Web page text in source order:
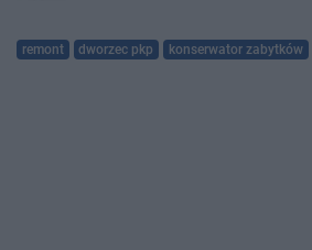
remont dworzec pkp konserwator zabytków